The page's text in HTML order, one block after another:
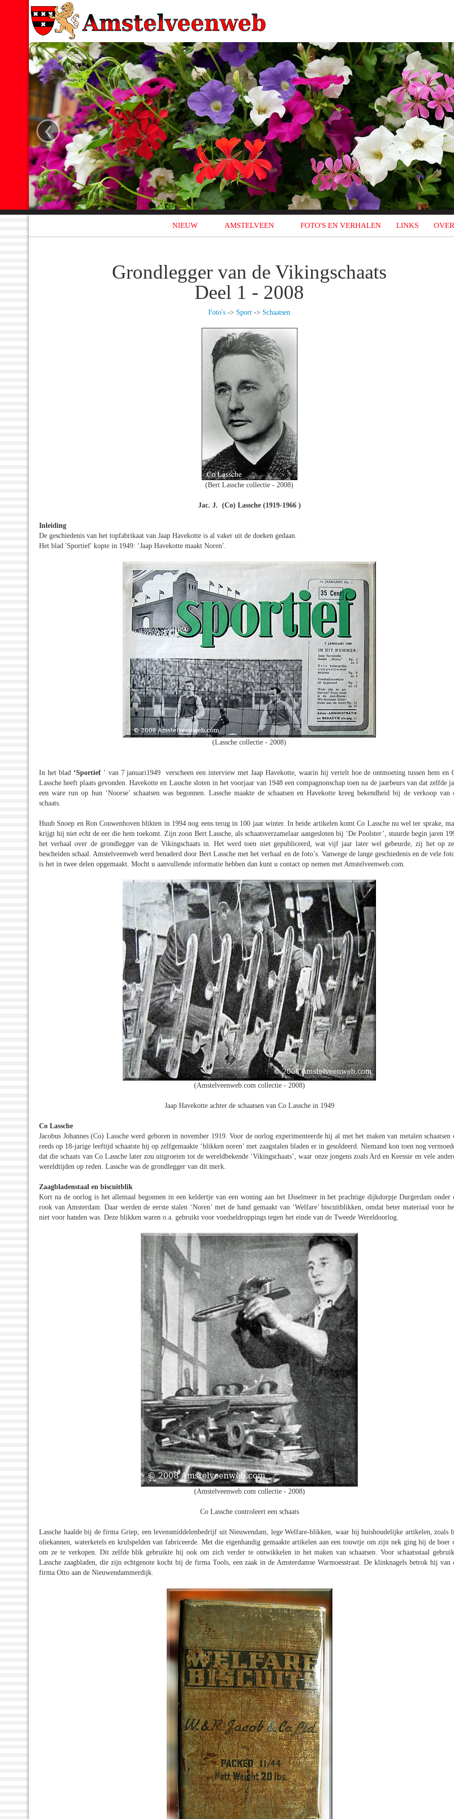
‹
NIEUW AMSTELVEEN FOTO'S EN VERHALEN LINKS
Grondlegger van de Vikingschaats
Deel 1 - 2008
Foto's -> Sport -> Schaatsen
(Bert Lassche collectie - 2008)
Jac. J. (Co) Lassche (1919-1966 )
Inleiding
De geschiedenis van het topfabrikaat van Jaap Havekotte is al vaker uit de doeken gedaan.
Het blad 'Sportief' kopte in 1949: ‘Jaap Havekotte maakt Noren’.
(Lassche collectie - 2008)
In het blad ‘Sportief ‘ van 7 januari1949 verscheen een interview met Jaap Havekotte, waarin hij vertelt hoe de ontmoeting tussen hem en
Lassche heeft plaats gevonden. Havekotte en Lassche sloten in het voorjaar van 1948 een compagnonschap toen na de jaarbeurs van dat zelfde
een ware run op hun ‘Noorse’ schaatsen was begonnen. Lassche maakte de schaatsen en Havekotte kreeg bekendheid bij de verkoop van
schaats.
Huub Snoep en Ron Couwenhoven blikten in 1994 nog eens terug in 100 jaar winter. In beide artikelen komt Co Lassche nu wel ter sprake,
krijgt hij niet echt de eer die hem toekomt. Zijn zoon Bert Lassche, als schaatsverzamelaar aangesloten bij ‘De Poolster’, stuurde begin jaren
het verhaal over de grondlegger van de Vikingschaats in. Het werd toen niet gepubliceerd, wat vijf jaar later wel gebeurde, zij het op
bescheiden schaal. Amstelveenweb werd benaderd door Bert Lassche met het verhaal en de foto’s. Vanwege de lange geschiedenis en de vele
is het in twee delen opgemaakt. Mocht u aanvullende informatie hebben dan kunt u contact op nemen met Amstelveenweb.com.
(Amstelveenweb.com collectie - 2008)
Jaap Havekotte achter de schaatsen van Co Lassche in 1949
Co Lassche
Jacobus Johannes (Co) Lassche werd geboren in november 1919. Voor de oorlog experimenteerde hij al met het maken van metalen schaatsen
reeds op 18-jarige leeftijd schaatste hij op zelfgemaakte ‘blikken noren’ met zaagstalen bladen er in gesoldeerd. Niemand kon toen nog
dat die schaats van Co Lassche later zou uitgroeien tot de wereldbekende ‘Vikingschaats’, waar onze jongens zoals Ard en Keessie en vele
wereldtijden op reden. Lassche was de grondlegger van dit merk.
Zaagbladenstaal en biscuitblik
Kort na de oorlog is het allemaal begonnen in een keldertje van een woning aan het IJsselmeer in het prachtige dijkdorpje Durgerdam onder
rook van Amsterdam. Daar werden de eerste stalen ‘Noren’ met de hand gemaakt van ‘Welfare’ biscuitblikken, omdat beter materiaal voor
niet voor handen was. Deze blikken waren o.a. gebruikt voor voedseldroppings tegen het einde van de Tweede Wereldoorlog.
(Amstelveenweb.com collectie - 2008)
Co Lassche controleert een schaats
Lassche haalde bij de firma Griep, een levensmiddelenbedrijf uit Nieuwendam, lege Welfare-blikken, waar hij huishoudelijke artikelen, zoals
oliekannen, waterketels en krulspelden van fabriceerde. Met die eigenhandig gemaakte artikelen aan een touwtje om zijn nek ging hij de boer
om ze te verkopen. Dit zelfde blik gebruikte hij ook om zich verder te ontwikkelen in het maken van schaatsen. Voor schaatsstaal
Lassche zaagbladen, die zijn echtgenote kocht bij de firma Tools, een zaak in de Amsterdamse Warmoesstraat. De klinknagels betrok hij van
firma Otto aan de Nieuwendammerdijk.